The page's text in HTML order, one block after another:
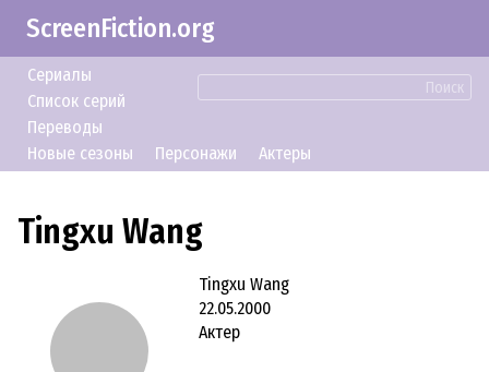
ScreenFiction.org
Поиск
Сериалы
Список серий
Переводы
Новые сезоны
Персонажи Актеры
Tingxu Wang
Tingxu Wang
22.05.2000
Актер